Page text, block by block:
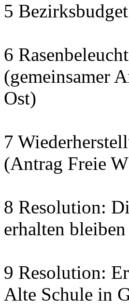
5
6
(gemeinsamer
Ost)
7
(Antrag Freie
8 Resolution:
erhalten bleiben
9 Resolution:
Alte Schule in